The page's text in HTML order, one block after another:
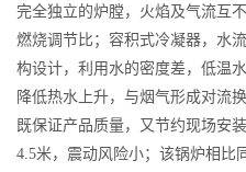
完全独立的炉膛，火焰及气流互
燃烧调节比；容积式冷凝器，水
构设计，利用水的密度差，低温
降低热水上升，与烟气形成对流
既保证产品质量，又节约现场安
4.5米，震动风险小；该锅炉相比